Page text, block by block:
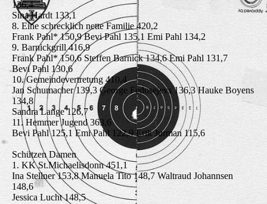
136,4
Sina Hardt 133,1
8. Eine schrecklich nette Familie 420,2
Frank Pahl* 150,9 Bevi Pahl 135,1 Emi Pahl 134,2
9. Barnickgrill 416,9
Frank Pahl* 150,6 Steffen Barnick 134,6 Emi Pahl 131,7
Bevi Pahl 130,6
10. Gemeindevertretung 410,4
Jan Schumacher 139,3 George Fedosejevs 136,3 Hauke Boyens
134,8
Sandra Lange 126,7
11. Hemmer Jugend 363,6
Bevi Pahl 125,1 Emi Pahl 122,9 Erik Jurman 115,6
Schützen Damen
1. KK St.Michaelisdonn 451,1
Ina Stellner 153,8 Manuela Tito 148,7 Waltraud Johannsen
148,6
Jessica Lucht 148,5